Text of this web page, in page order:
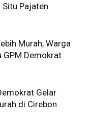
Situ Pajaten
Murah, Warga
GPM Demokrat
Gelar
di Cirebon